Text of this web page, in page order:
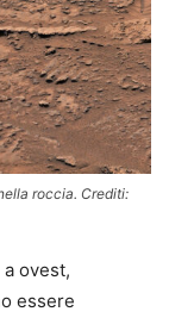
roccia. Crediti:
ovest,
essere